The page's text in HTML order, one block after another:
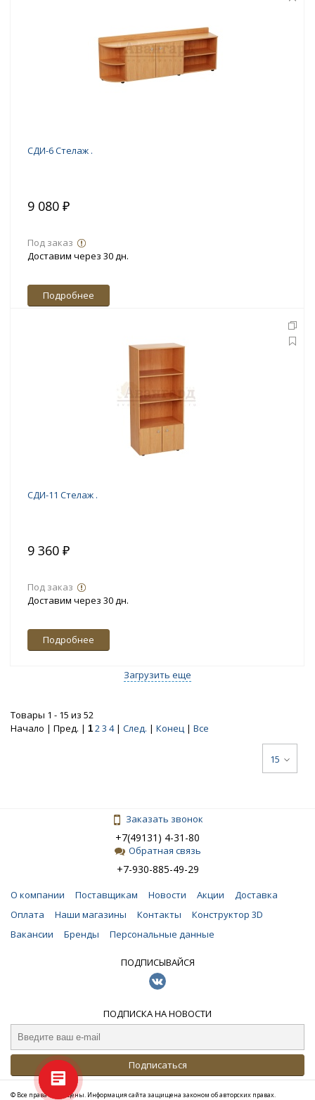
СДИ-6 Стелаж .
9 080 ₽
Под заказ
Доставим через 30 дн.
Подробнее
СДИ-11 Стелаж .
9 360 ₽
Под заказ
Доставим через 30 дн.
Подробнее
Загрузить еще
Товары 1 - 15 из 52
Начало | Пред. | 1 23 4| След. | Конец | Все
15
Заказать звонок
+7(49131) 4-31-80
Обратная связь
+7-930-885-49-29
О компании Поставщикам Новости Акции
Доставка
Оплата
Наши магазины Контакты
Конструктор 3D
Вакансии
Бренды Персональные данные
ПОДПИСЫВАЙСЯ
ПОДПИСКА НА НОВОСТИ
Подписаться
© Все права защищены. Информация сайта защищена законом об авторских правах.